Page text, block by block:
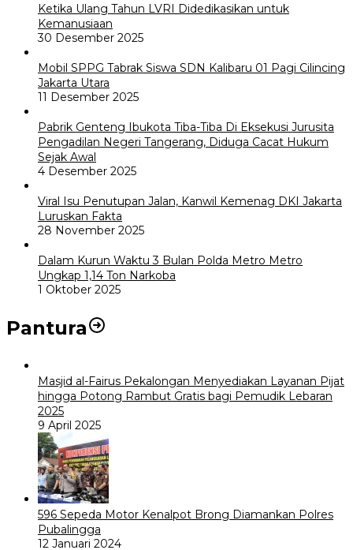
Ketika Ulang Tahun LVRI Didedikasikan untuk
Kemanusiaan
30 Desember 2025
Mobil SPPG Tabrak Siswa SDN Kalibaru 01 Pagi Cilincing
Jakarta Utara
11 Desember 2025
Pabrik Genteng Ibukota Tiba-Tiba Di Eksekusi Jurusita
Pengadilan Negeri Tangerang, Diduga Cacat Hukum
Sejak Awal
4 Desember 2025
Viral Isu Penutupan Jalan, Kanwil Kemenag DKI Jakarta
Luruskan Fakta
28 November 2025
Dalam Kurun Waktu 3 Bulan Polda Metro Metro
Ungkap 1,14 Ton Narkoba
1 Oktober 2025
Pantura
Masjid al-Fairus Pekalongan Menyediakan Layanan Pijat
hingga Potong Rambut Gratis bagi Pemudik Lebaran
2025
9 April 2025
596 Sepeda Motor Kenalpot Brong Diamankan Polres
Pubalingga
12 Januari 2024